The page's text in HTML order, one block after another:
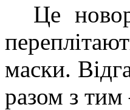
Це
маски.
разом з тим